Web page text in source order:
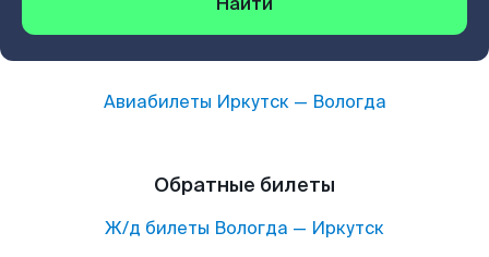
Авиабилеты Иркутск— Вологда
Обратные билеты
Ж/д билеты Вологда — Иркутск